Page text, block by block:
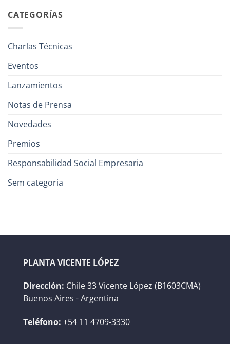
CATEGORÍAS
Charlas Técnicas
Eventos
Lanzamientos
Notas de Prensa
Novedades
Premios
Responsabilidad Social Empresaria
Sem categoria
PLANTA VICENTE LÓPEZ
Dirección: Chile 33 Vicente López (B1603CMA)
Buenos Aires - Argentina
Teléfono: +54 11 4709-3330